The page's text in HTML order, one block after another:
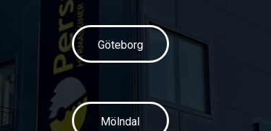
Göteborg
Mölndal